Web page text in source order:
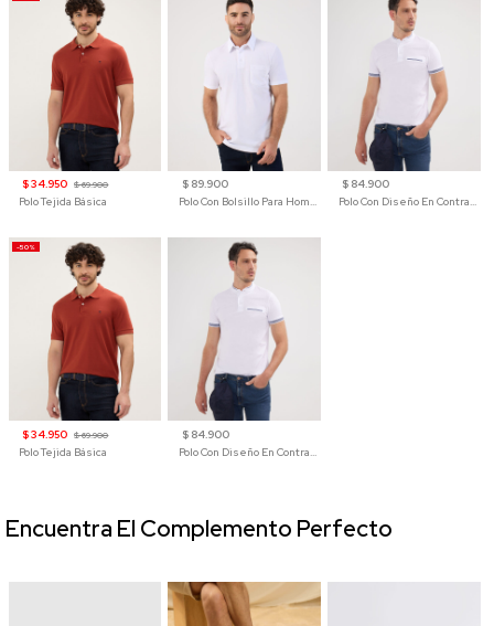
$ 34.950 $ 69.900
Polo Tejida Básica
$ 89.900
Polo Con Bolsillo Para Hombre
$ 84.900
Polo Con Diseño En Contraste
-50%
$ 34.950 $ 69.900
Polo Tejida Básica
$ 84.900
Polo Con Diseño En Contraste
Encuentra El Complemento Perfecto